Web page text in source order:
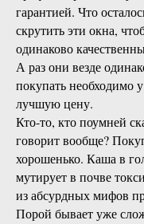
гарантией. Что
скрутить эти окна,
одинаково
А раз они везде
покупать необходимо
лучшую цену.
Кто-то, кто поумней
говорит вообще?
хорошенько. Каша в
мутирует в почве
из абсурдных мифов
Порой бывает уже